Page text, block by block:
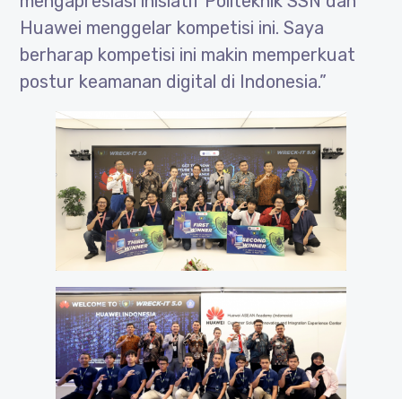
Huawei menggelar kompetisi ini. Saya
berharap kompetisi ini makin memperkuat
postur keamanan digital di Indonesia.”